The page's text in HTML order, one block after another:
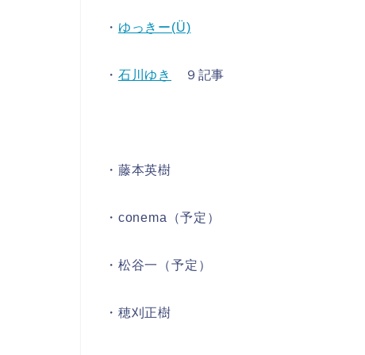
・ ゆっきー(Ü)
・ 石川ゆき ９記事
・藤本英樹
・conema（予定）
・松谷一（予定）
・穂刈正樹